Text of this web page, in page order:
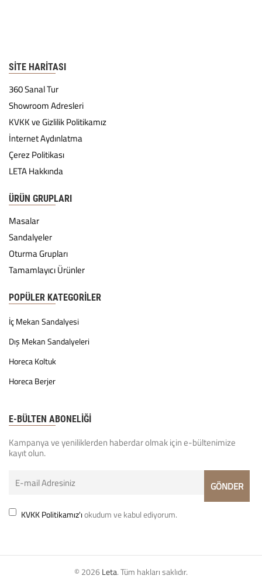
SITE HARITASI
360 Sanal Tur
Showroom Adresleri
KVKK ve Gizlilik Politikamız
İnternet Aydınlatma
Çerez Politikası
LETA Hakkında
ÜRÜN GRUPLARI
Masalar
Sandalyeler
Oturma Grupları
Tamamlayıcı Ürünler
POPÜLER KATEGORILER
İç Mekan Sandalyesi
Dış Mekan Sandalyeleri
Horeca Koltuk
Horeca Berjer
E-BÜLTEN ABONELİĞİ
Kampanya ve yeniliklerden haberdar olmak için e-bültenimize
kayıt olun.
KVKK Politikamız'ıokudum ve kabul ediyorum.
© 2026 Leta. Tüm hakları saklıdır.